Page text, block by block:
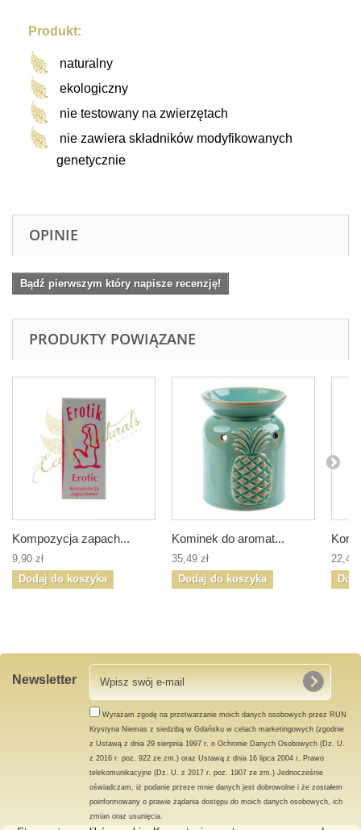
Produkt:
naturalny
ekologiczny
nie testowany na zwierzętach
nie zawiera składników modyfikowanych
genetycznie
OPINIE
Bądź pierwszym który napisze recenzję!
PRODUKTY POWIĄZANE
Kompozycja zapach...
9,90 zł
Dodaj do koszyka
Kominek do aromat...
35,49 zł
Dodaj do koszyka
22,49
Newsletter
Wyrażam zgodę na przetwarzanie moich danych osobowych przez RUN
Krystyna Niemas z siedzibą w Gdańsku w celach marketingowych (zgodnie
z Ustawą z dnia 29 sierpnia 1997 r. o Ochronie Danych Osobowych (Dz. U.
z 2016 r. poz. 922 ze zm.) oraz Ustawą z dnia 16 lipca 2004 r. Prawo
telekomunikacyjne (Dz. U. z 2017 r. poz. 1907 ze zm.) Jednocześnie
oświadczam, iż podanie przeze mnie danych jest dobrowolne i że zostałem
poinformowany o prawie żądania dostępu do moich danych osobowych, ich
zmian oraz usunięcia.